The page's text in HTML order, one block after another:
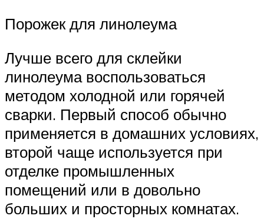
Порожек для линолеума
Лучше всего для склейки
линолеума воспользоваться
методом холодной или горячей
сварки. Первый способ обычно
применяется в домашних условиях,
второй чаще используется при
отделке промышленных
помещений или в довольно
больших и просторных комнатах.